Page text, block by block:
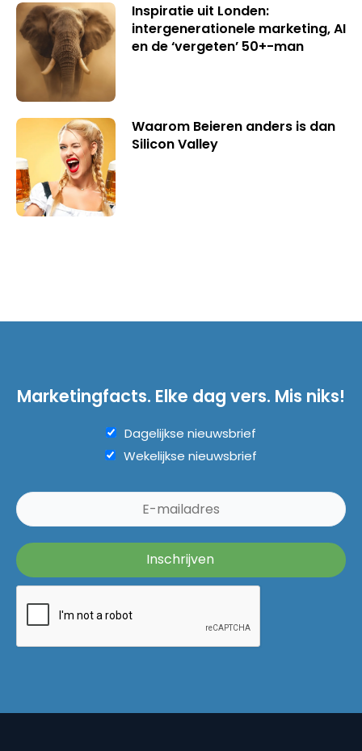
Inspiratie uit Londen:
intergenerationele marketing, AI
en de ‘vergeten’ 50+-man
Waarom Beieren anders is dan
Silicon Valley
Marketingfacts. Elke dag vers. Mis niks!
Dagelijkse nieuwsbrief
Wekelijkse nieuwsbrief